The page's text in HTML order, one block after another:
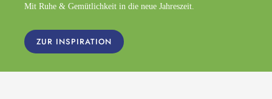
Mit Ruhe & Gemütlichkeit in die neue Jahreszeit.
ZUR INSPIRATION